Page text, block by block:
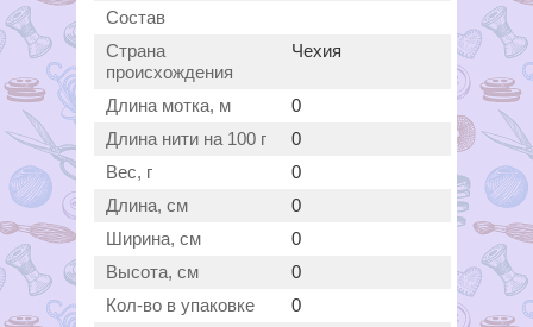
Состав
Страна
происхождения
Чехия
Длина мотка, м
0
Длина нити на 100 г
0
Вес, г
0
Длина, см
0
Ширина, см
0
Высота, см
0
Кол-во в упаковке
0